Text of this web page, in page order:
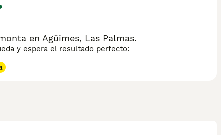
en Agüimes, Las Palmas.
y espera el resultado perfecto: